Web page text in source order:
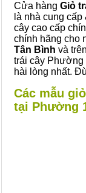
Cửa hàng Giỏ
là nhà cung
cây cao cấp
chính hãng cho
Tân Bình và
trái cây Phường
hài lòng nhất.
Các mẫu
tại Phường